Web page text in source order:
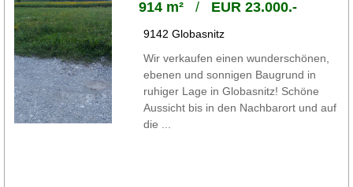
914 m²/ EUR 23.000.-
9142 Globasnitz
Wir verkaufen einen wunderschönen,
ebenen und sonnigen Baugrund in
ruhiger Lage in Globasnitz! Schöne
Aussicht bis in den Nachbarort und auf
die ...